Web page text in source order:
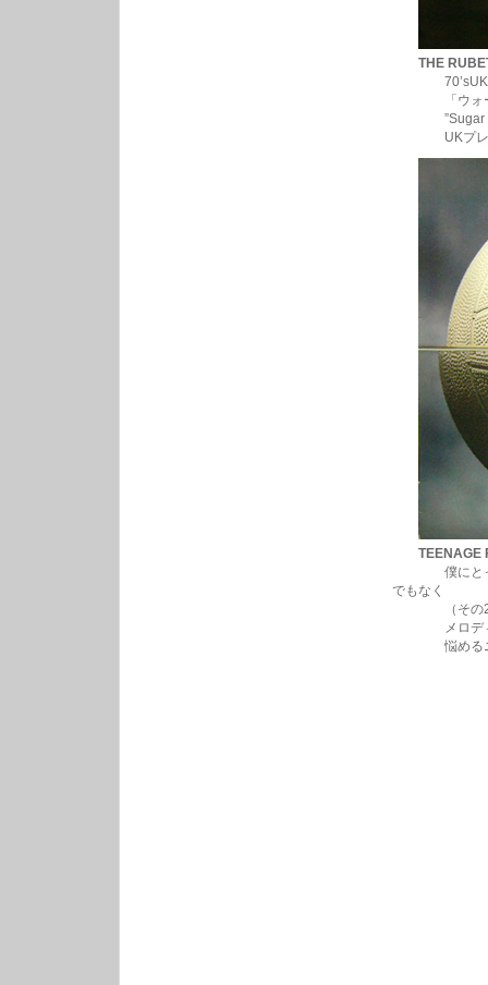
THE
70’sUKバブ
「ウォータ
”Sugar Baby
UKプレス
TEENAGE
僕にとって
でもなく
（その2枚も
メロディー
悩めるニキ